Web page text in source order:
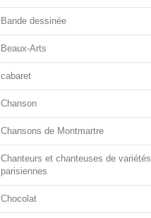
Bande dessinée
Beaux-Arts
cabaret
Chanson
Chansons de Montmartre
Chanteurs et chanteuses de variétés
parisiennes
Chocolat